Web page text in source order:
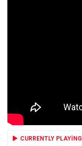
CURRENTLY PLAYING